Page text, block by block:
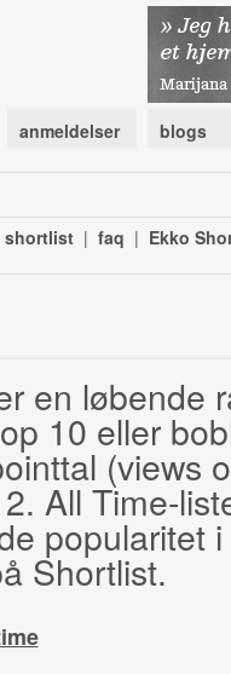
anmeldelser blogs
shortlist | faq | Ekko
en løbende
10 eller
(views
All Time-
popularitet
Shortlist.